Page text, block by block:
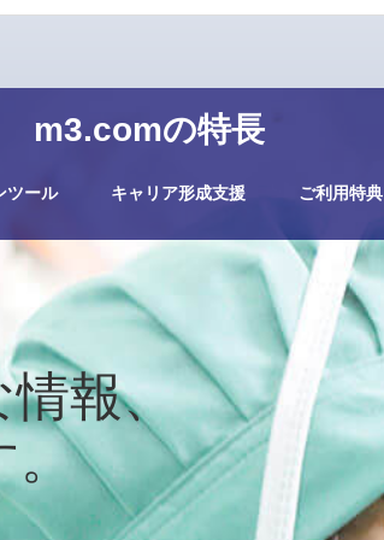
m3.comの特長
ツール キャリア形成支援 ご利用特典
情報、
。